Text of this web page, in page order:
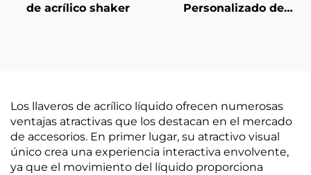
de acrílico shaker
Personalizado de
Los llaveros de acrílico líquido ofrecen numerosas
ventajas atractivas que los destacan en el mercado
de accesorios. En primer lugar, su atractivo visual
único crea una experiencia interactiva envolvente,
ya que el movimiento del líquido proporciona